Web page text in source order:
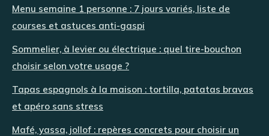
Menu semaine 1 personne : 7 jours variés, liste de
courses et astuces anti-gaspi
Sommelier, à levier ou électrique : quel tire-bouchon
choisir selon votre usage ?
Tapas espagnols à la maison : tortilla, patatas bravas
et apéro sans stress
Mafé, yassa, jollof : repères concrets pour choisir un